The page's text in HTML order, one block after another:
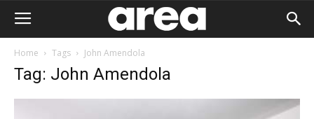
Home Tags John Amendola
Tag: John Amendola